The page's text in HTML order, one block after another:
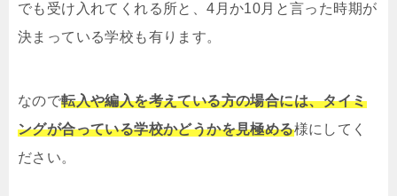
でも受け入れてくれる所と、4月か10月と言った時期が
決まっている学校も有ります。
なので転入や編入を考えている方の場合には、タイミ
ングが合っている学校かどうかを見極める様にしてく
ださい。